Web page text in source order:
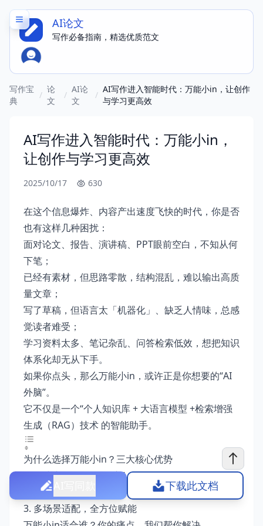
AI论文
写作必备指南，精选优质范文
写作宝
典
/
论
文
/
AI论
文
/
AI写作进入智能时代：万能小in，让创作
与学习更高效
AI写作进入智能时代：万能小in，
让创作与学习更高效
2025/10/17 630
在这个信息爆炸、内容产出速度飞快的时代，你是否
也有这样几种困扰：
面对论文、报告、演讲稿、PPT眼前空白，不知从何
下笔；
已经有素材，但思路零散，结构混乱，难以输出高质
量文章；
写了草稿，但语言太「机器化」、缺乏人情味，总感
觉读者难受；
学习资料太多、笔记杂乱、问答检索低效，想把知识
体系化却无从下手。
如果你点头，那么万能小in，或许正是你想要的“AI
外脑”。
它不仅是一个“个人知识库 + 大语言模型 +检索增强
生成（RAG）技术 的智能助手。
为什么选择万能小in？三大核心优势
1. 构建专属“个人知识库”
2. 一键生成＋深度定制
3. 多场景适配，全方位赋能
下载此文档